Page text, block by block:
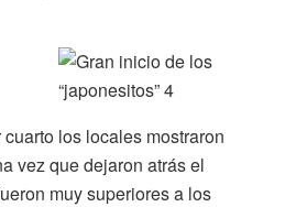
los locales mostraron
vez que dejaron atrás el
muy superiores a los